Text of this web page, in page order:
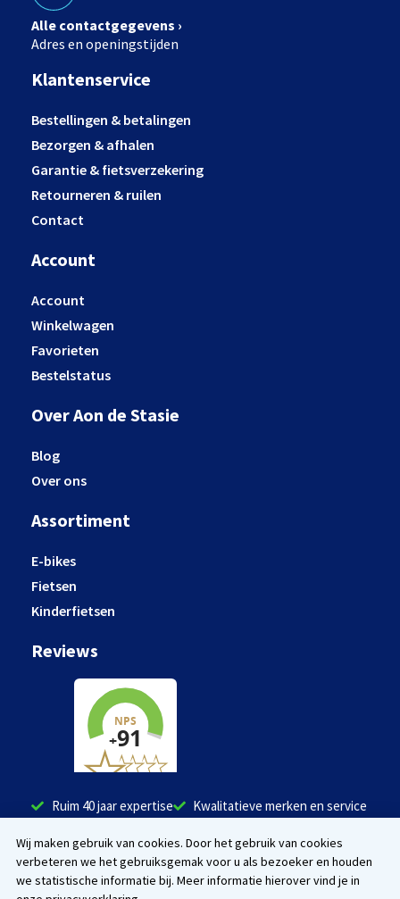
Alle contactgegevens ›
Adres en openingstijden
Klantenservice
Bestellingen & betalingen
Bezorgen & afhalen
Garantie & fietsverzekering
Retourneren & ruilen
Contact
Account
Account
Winkelwagen
Favorieten
Bestelstatus
Over Aon de Stasie
Blog
Over ons
Assortiment
E-bikes
Fietsen
Kinderfietsen
Reviews
Ruim 40 jaar expertise
Kwalitatieve merken en service
Facebook Instagram
Wij maken gebruik van cookies. Door het gebruik van cookies
verbeteren we het gebruiksgemak voor u als bezoeker en houden
we statistische informatie bij. Meer informatie hierover vind je in